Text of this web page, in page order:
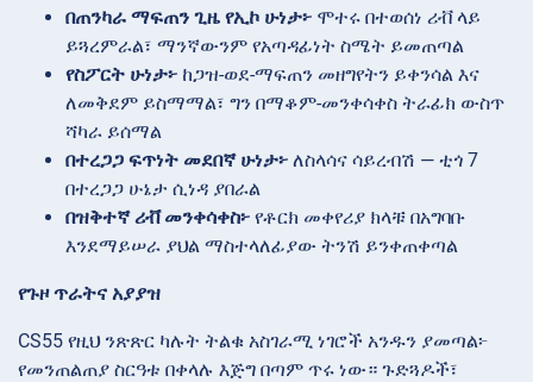
በጠንካራ ማፍጠን ጊዜ የኢኮ ሁነታ፦ ሞተሩ በተወሰነ ሪቭ ላይ
ይጓረምራል፣ ማንኛውንም የአጣዳፊነት ስሜት ይመጠጣል
የስፖርት ሁነታ፦ ከጋዝ-ወደ-ማፍጠን መዘግየትን ይቀንሳል እና
ለመቅደም ይስማማል፣ ግን በማቆም-መንቀሳቀስ ትራፊክ ውስጥ
ሻካራ ይሰማል
በተረጋጋ ፍጥነት መደበኛ ሁነታ፦ ለስላሳና ሳይረብሽ — ቲጎ 7
በተረጋጋ ሁኔታ ሲነዳ ያበራል
በዝቅተኛ ሪቭ መንቀሳቀስ፦ የቶርክ መቀየሪያ ክላቹ በአግባቡ
እንደማይሠራ ያህል ማስተላለፊያው ትንሽ ይንቀጠቀጣል
የጉዞ ጥራትና አያያዝ
CS55 የዚህ ንጽጽር ካሉት ትልቁ አስገራሚ ነገሮች አንዱን ያመጣል፦
የመንጠልጠያ ስርዓቱ በቀላሉ እጅግ በጣም ጥሩ ነው። ጉድጓዶች፣